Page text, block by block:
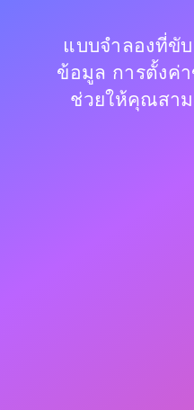
แบบจำลองที่ขั
ข้อมูล การตั้งค่
ช่วยให้คุณสาม